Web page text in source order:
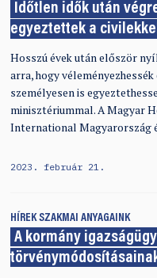
Időtlen idők után
egyeztettek a
Hosszú évek után először
arra, hogy
személyesen is
minisztériummal. A Magyar
International Magyarország
2023. február 21.
HÍREK SZAKMAI ANYAGAINK
A kormány